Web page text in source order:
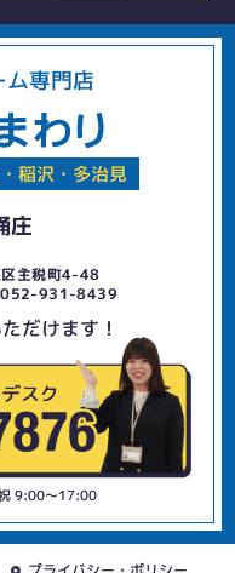
専門店
稲沢・多治見
庄
主税町4-48
931-8439
だけます！
9:00〜17:00